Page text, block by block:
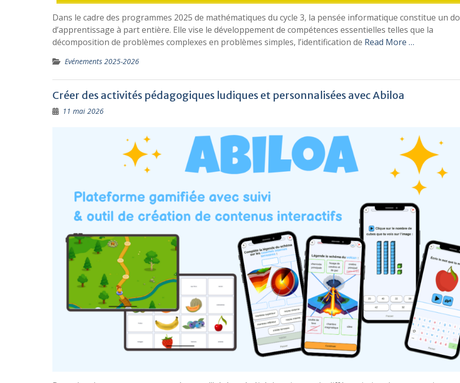
Dans le cadre des programmes 2025 de mathématiques du cycle 3, la pensée informatique constitue un
d’apprentissage à part entière. Elle vise le développement de compétences essentielles telles que la
décomposition de problèmes complexes en problèmes simples, l’identification de Read More …
Evénements 2025-2026
Créer des activités pédagogiques ludiques et personnalisées avec Abiloa
11 mai 2026